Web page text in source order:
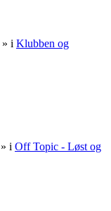
» i Klubben og
» i Off Topic - Løst og